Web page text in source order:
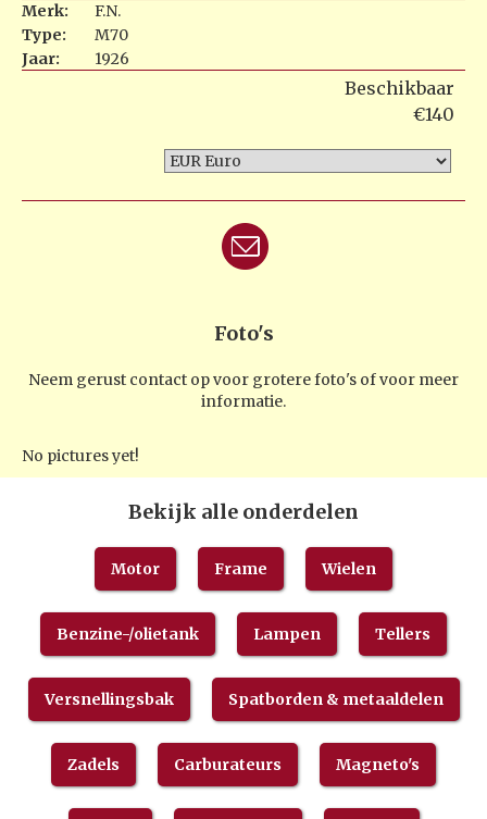
Merk:
F.N.
Type:
M70
Jaar:
1926
Beschikbaar
€140
Foto's
Neem gerust contact op voor grotere foto's of voor meer
informatie.
No pictures yet!
Bekijk alle onderdelen
Motor Frame Wielen
Benzine-/olietank Lampen Tellers
Versnellingsbak Spatborden & metaaldelen
Zadels Carburateurs Magneto's